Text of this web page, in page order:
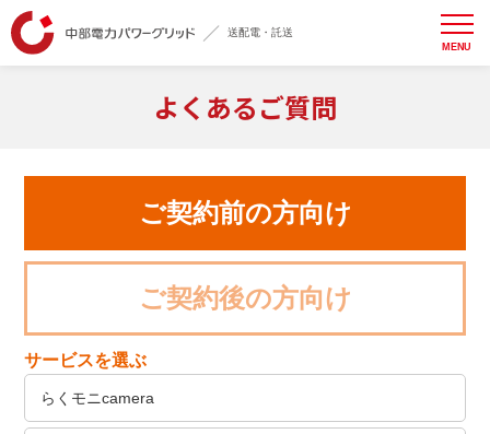
送配電・託送
MENU
よくあるご質問
ご契約前の方向け
ご契約後の方向け
サービスを選ぶ
らくモニcamera